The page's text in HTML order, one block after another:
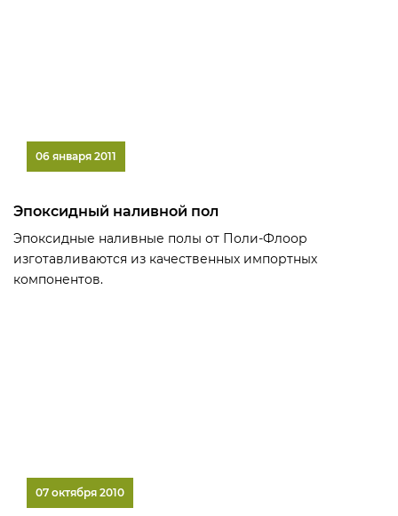
06 января 2011
Эпоксидный наливной пол
Эпоксидные наливные полы от Поли-Флоор
изготавливаются из качественных импортных
компонентов.
07 октября 2010